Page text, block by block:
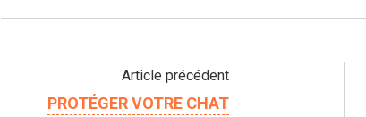
Article précédent
PROTÉGER VOTRE CHAT